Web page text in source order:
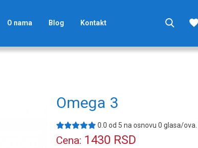
O nama Blog Kontakt
Omega 3
0.0 od 5 na osnovu 0 glasa/ova.
Cena: 1430 RSD